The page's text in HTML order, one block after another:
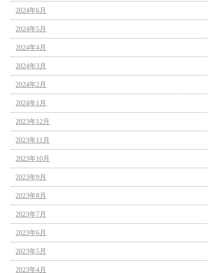
2024年6月
2024年5月
2024年4月
2024年3月
2024年2月
2024年1月
2023年12月
2023年11月
2023年10月
2023年9月
2023年8月
2023年7月
2023年6月
2023年5月
2023年4月